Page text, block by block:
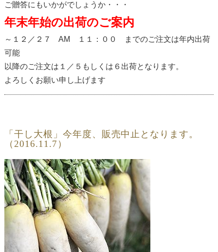
ご贈答にもいかがでしょうか・・・
年末年始の出荷のご案内
～１２／２７ AM １１：００ までのご注文は年内出荷
可能
以降のご注文は１／５もしくは６出荷となります。
よろしくお願い申し上げます
「干し大根」今年度、販売中止となります。
（2016.11.7）